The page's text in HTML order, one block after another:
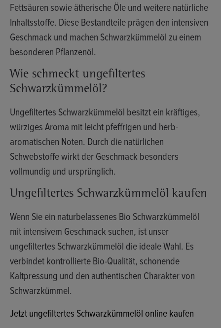
Fettsäuren sowie ätherische Öle und weitere natürliche
Inhaltsstoffe. Diese Bestandteile prägen den intensiven
Geschmack und machen Schwarzkümmelöl zu einem
besonderen Pflanzenöl.
Wie schmeckt ungefiltertes
Schwarzkümmelöl?
Ungefiltertes Schwarzkümmelöl besitzt ein kräftiges,
würziges Aroma mit leicht pfeffrigen und herb-
aromatischen Noten. Durch die natürlichen
Schwebstoffe wirkt der Geschmack besonders
vollmundig und ursprünglich.
Ungefiltertes Schwarzkümmelöl kaufen
Wenn Sie ein naturbelassenes Bio Schwarzkümmelöl
mit intensivem Geschmack suchen, ist unser
ungefiltertes Schwarzkümmelöl die ideale Wahl. Es
verbindet kontrollierte Bio-Qualität, schonende
Kaltpressung und den authentischen Charakter von
Schwarzkümmel.
Jetzt ungefiltertes Schwarzkümmelöl online kaufen